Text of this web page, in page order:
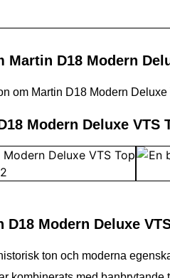
D18 Modern
om Martin D18 Modern
Modern Deluxe VTS
Modern Deluxe
ton och moderna